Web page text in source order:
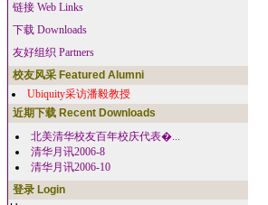
链接 Web Links
下载 Downloads
友好组织 Partners
校友风采 Featured Alumni
Ubiquity采访潘毅教授
近期下载 Recent Downloads
北美清华校友百年校庆代表�...
清华月讯2006-8
清华月讯2006-10
登录 Login